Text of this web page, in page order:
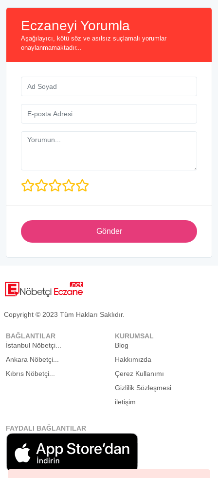
Eczaneyi Yorumla
Aşağılayıcı, kötü söz ve asılsız suçlamalı yorumlar
onaylanmamaktadır...
Gönder
Copyright © 2023 Tüm Hakları Saklıdır.
BAĞLANTILAR
İstanbul Nöbetçi...
Ankara Nöbetçi...
Kıbrıs Nöbetçi...
KURUMSAL
Blog
Hakkımızda
Çerez Kullanımı
Gizlilik Sözleşmesi
iletişim
FAYDALI BAĞLANTILAR